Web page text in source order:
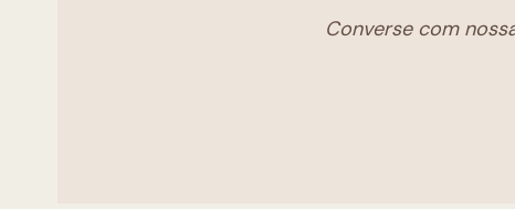
Converse com